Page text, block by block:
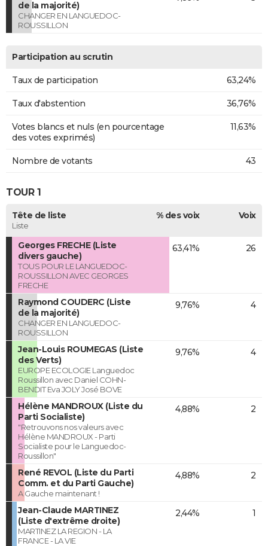
de la majorité)
CHANGER EN LANGUEDOC-
ROUSSILLON
Participation au scrutin
Taux de participation 63,24%
Taux d'abstention 36,76%
Votes blancs et nuls (en pourcentage
des votes exprimés)
11,63%
Nombre de votants 43
TOUR 1
Tête de liste
Liste
% des voix Voix
Georges FRECHE (Liste
divers gauche)
TOUS POUR LE LANGUEDOC-
ROUSSILLON AVEC GEORGES
FRECHE
63,41% 26
Raymond COUDERC (Liste
de la majorité)
CHANGER EN LANGUEDOC-
ROUSSILLON
9,76% 4
Jean-Louis ROUMEGAS (Liste
des Verts)
EUROPE ECOLOGIE Languedoc
Roussillon avec Daniel COHN-
BENDIT Eva JOLY José BOVE
9,76% 4
Hélène MANDROUX (Liste du
Parti Socialiste)
"Retrouvons nos valeurs avec
Hélène MANDROUX - Parti
Socialiste pour le Languedoc-
Roussillon"
4,88% 2
René REVOL (Liste du Parti
Comm. et du Parti Gauche)
A Gauche maintenant !
4,88% 2
Jean-Claude MARTINEZ
(Liste d'extrême droite)
MARTINEZ LA REGION - LA
FRANCE - LA VIE
2,44% 1